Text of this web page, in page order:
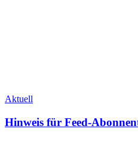
Aktuell
Hinweis für Feed-